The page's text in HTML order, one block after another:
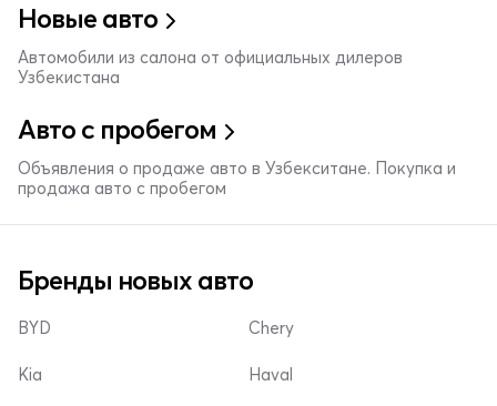
Новые авто
Автомобили из салона от официальных дилеров
Узбекистана
Авто с пробегом
Объявления о продаже авто в Узбекситане. Покупка и
продажа авто с пробегом
Бренды новых авто
BYD
Kia
Chery
Haval